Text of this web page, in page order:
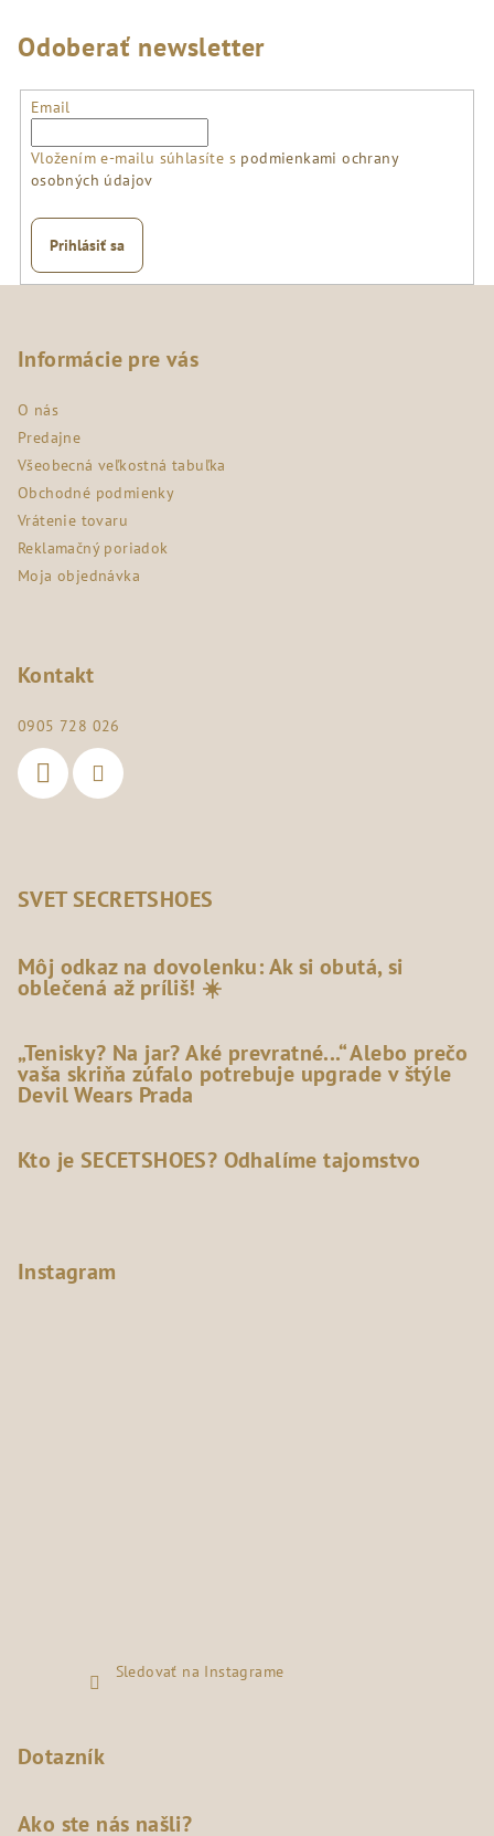
Odoberať newsletter
Email
Vložením e-mailu súhlasíte s podmienkami ochrany
osobných údajov
Prihlásiť sa
Informácie pre vás
O nás
Predajne
Všeobecná veľkostná tabuľka
Obchodné podmienky
Vrátenie tovaru
Reklamačný poriadok
Moja objednávka
Kontakt
0905 728 026
SVET SECRETSHOES
Môj odkaz na dovolenku: Ak si obutá, si
oblečená až príliš! ☀️
„Tenisky? Na jar? Aké prevratné...“ Alebo prečo
vaša skriňa zúfalo potrebuje upgrade v štýle
Devil Wears Prada
Kto je SECETSHOES? Odhalíme tajomstvo
Instagram
Sledovať na Instagrame
Dotazník
Ako ste nás našli?